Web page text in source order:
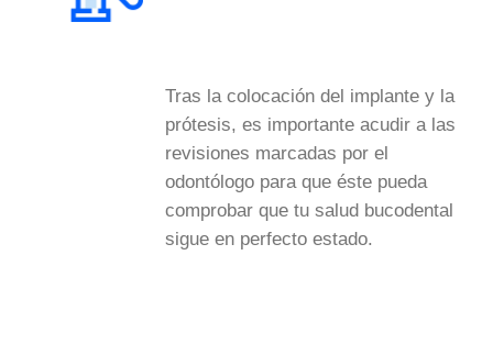
Tras la colocación del implante y la
prótesis, es importante acudir a las
revisiones marcadas por el
odontólogopara que éste pueda
comprobar que tu salud bucodental
sigue en perfecto estado.